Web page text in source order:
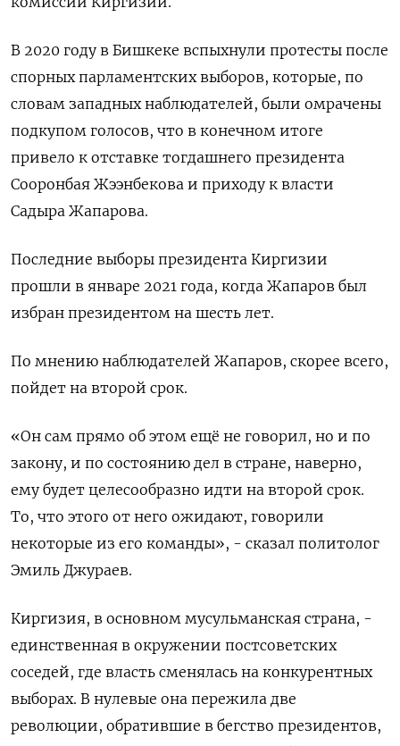
В 2020 году в Бишкеке вспыхнули протесты после
спорных парламентских выборов, которые, по
словам западных наблюдателей, были омрачены
подкупом голосов, что в конечном итоге
привело к отставке тогдашнего президента
Сооронбая Жээнбекова и приходу к власти
Садыра Жапарова.
Последние выборы президента Киргизии
прошли в январе 2021 года, когда Жапаров был
избран президентом на шесть лет.
По мнению наблюдателей Жапаров, скорее всего,
пойдет на второй срок.
«Он сам прямо об этом ещё не говорил, но и по
закону, и по состоянию дел в стране, наверно,
ему будет целесообразно идти на второй срок.
То, что этого от него ожидают, говорили
некоторые из его команды», - сказал политолог
Эмиль Джураев.
Киргизия, в основном мусульманская страна, -
единственная в окружении постсоветских
соседей, где власть сменялась на конкурентных
выборах. В нулевые она пережила две
революции, обратившие в бегство президентов,